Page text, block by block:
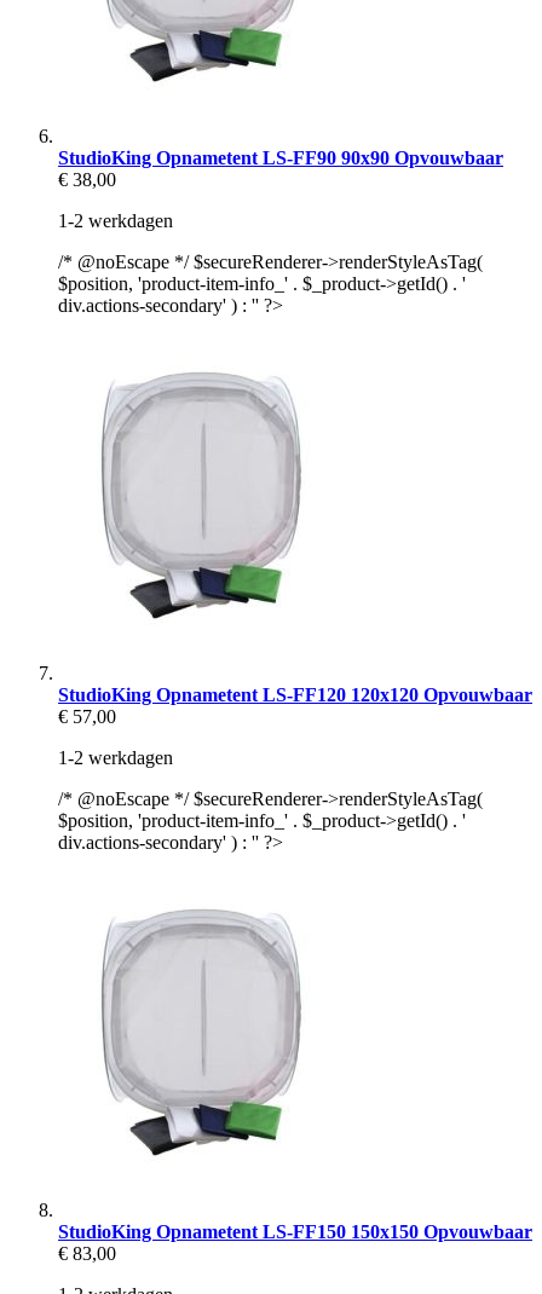
StudioKing Opnametent LS-FF90 90x90 Opvouwbaar
€ 38,00
1-2 werkdagen
/* @noEscape */ $secureRenderer->renderStyleAsTag(
$position, 'product-item-info_' . $_product->getId() . '
div.actions-secondary' ) : '' ?>
StudioKing Opnametent LS-FF120 120x120 Opvouwbaar
€ 57,00
1-2 werkdagen
/* @noEscape */ $secureRenderer->renderStyleAsTag(
$position, 'product-item-info_' . $_product->getId() . '
div.actions-secondary' ) : '' ?>
StudioKing Opnametent LS-FF150 150x150 Opvouwbaar
€ 83,00